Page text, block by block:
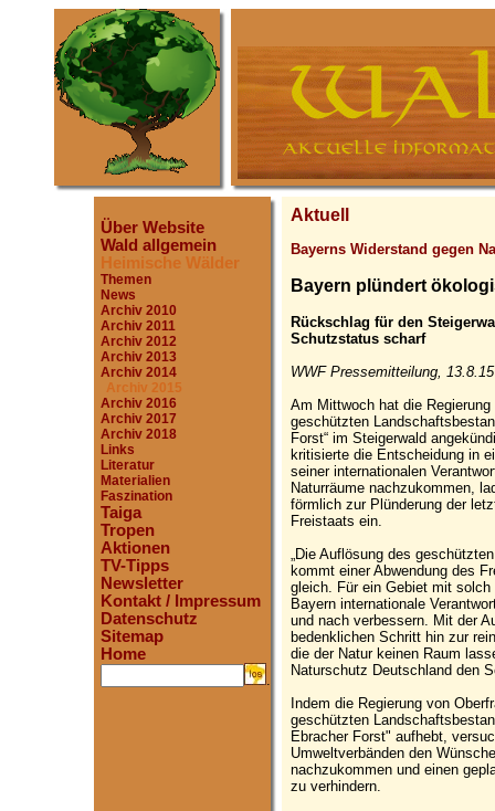
Über Website
Wald allgemein
Heimische Wälder
Themen
News
Archiv 2010
Archiv 2011
Archiv 2012
Archiv 2013
Archiv 2014
Archiv 2015
Archiv 2016
Archiv 2017
Archiv 2018
Links
Literatur
Materialien
Faszination
Taiga
Tropen
Aktionen
TV-Tipps
Newsletter
Kontakt / Impressum
Datenschutz
Sitemap
Home
.
Aktuell
Bayerns Widerstand gegen
Bayern plündert
Rückschlag für den
Schutzstatus scharf
WWF Pressemitteilung, 13.8.15
Am Mittwoch hat die
geschützten
Forst“ im Steigerwald
kritisierte die Entscheidung in
seiner internationalen
Naturräume nachzukommen,
förmlich zur Plünderung der
Freistaats ein.
„Die Auflösung des
kommt einer Abwendung des
gleich. Für ein Gebiet mit
Bayern internationale
und nach verbessern. Mit der
bedenklichen Schritt hin zur
die der Natur keinen Raum
Naturschutz Deutschland den
Indem die Regierung von
geschützten
Ebracher Forst" aufhebt,
Umweltverbänden den
nachzukommen und einen
zu verhindern.